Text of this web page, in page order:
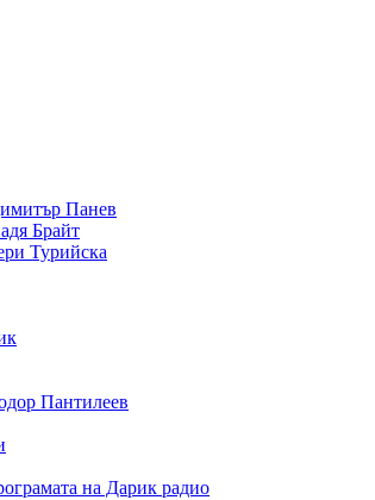
Панев
Брайт
Турийска
Пантилеев
на Дарик радио